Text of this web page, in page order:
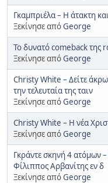
Γκαμπριέλα – Η άτακτη
Ξεκίνησε απόGeorge
Το δυνατό comeback της
Ξεκίνησε απόGeorge
Christy White – Δείτε
την τελευταία της ταιν
Ξεκίνησε απόGeorge
Christy White – Η νέα
Ξεκίνησε απόGeorge
Γκράντε σκηνή 4 ατόμων
Φίλιππος Αρβανίτης εν δ
Ξεκίνησε απόGeorge